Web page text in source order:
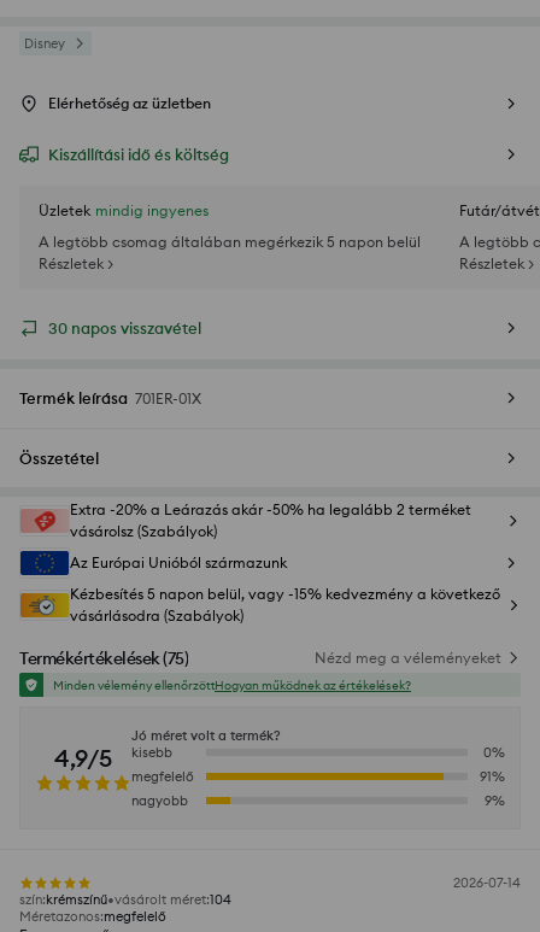
Disney
Elérhetőség az üzletben
Kiszállítási idő és költség
Üzletek mindig ingyenes
A legtöbb csomag általában megérkezik 5 napon belül
Részletek >
Futár/
A legtöbb
Részletek >
30 napos visszavétel
Termék leírása 701ER-01X
Összetétel
Extra -20% a Leárazás akár -50% ha legalább 2 terméket
vásárolsz (Szabályok)
Az Európai Unióból származunk
Kézbesítés 5 napon belül, vagy -15% kedvezmény a következő
vásárlásodra (Szabályok)
Termékértékelések(75) Nézd meg a véleményeket
Minden vélemény ellenőrzöttHogyan működnek az értékelések?
4,9/5
Jó méret volt a termék?
kisebb
0%
megfelelő
91%
nagyobb
9%
2026-07-14
szín:krémszínű vásárolt méret:104
Méretazonos:megfelelő